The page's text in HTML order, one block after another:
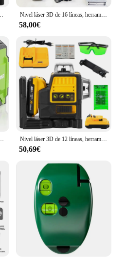
Nivel láser 3D de 16 líneas, herramienta de Línea Verde de 200 pies, Control remoto, autonivelante de 360 ° con 2 baterías
58,00€
horizontal y vertical autonivelante de 98 pies con bolsa de transporte Nivel láser 3D de 12 líneas, herramienta de nivel de línea verde, nivel láser de haz verde potente Horizontal y Vertical 360 para batería Dewalt de 20V
50,69€